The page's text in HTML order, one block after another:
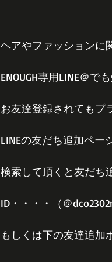
ヘアやファッションに
ENOUGH専用LINE＠で
お友達登録されてもプ
LINEの友だち追加ペー
検索して頂くと友だち
ID・・・・（＠
もしくは下の友達追加